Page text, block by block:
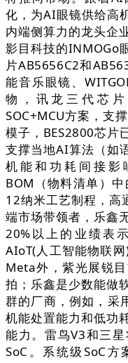
化，为AI眼镜供给高
内端侧算力的龙头企
影目科技的INMOGo
片AB5656C2和
能音乐眼镜、
物，讯龙三代芯
SOC+MCU方案，支
模子，BES2800芯片
支撑当地AI算法（如
机能和功耗间接影
BOM（物料清单）
12纳米工艺制程，高
端市场带领者，乐鑫
20%以上的业绩表
AIoT(人工智能物联
Meta外，紫光展锐
拍；乐鑫是少数能做
群的厂商，例如，采
机能处置能力和低功
能力。雷鸟V3和三
SoC。系统级SoC方